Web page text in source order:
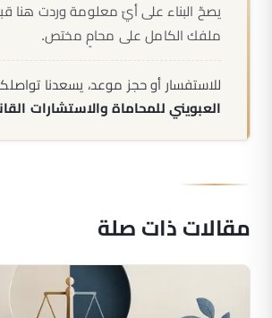
يصحّ البناء على أيّ معلومة وردت هنا
ملفك الكامل على محامٍ مختص.
للاستفسار أو حجز موعد، يسعدنا
العبويني للمحاماة والاستشارات
مقالات ذات صلة